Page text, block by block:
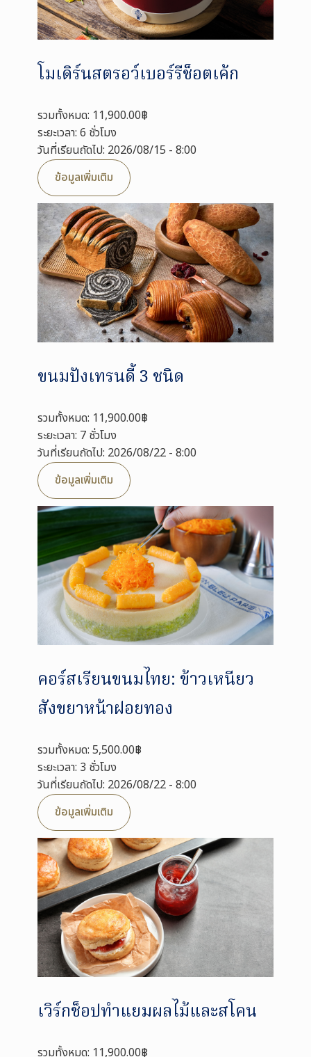
โมเดิร์นสตรอว์เบอร์รีช็อตเค้ก
รวมทั้งหมด: 11,900.00฿
ระยะเวลา: 6 ชั่วโมง
วันที่เรียนถัดไป: 2026/08/15 - 8:00
ข้อมูลเพิ่มเติม
ขนมปังเทรนดี้ 3 ชนิด
รวมทั้งหมด: 11,900.00฿
ระยะเวลา: 7 ชั่วโมง
วันที่เรียนถัดไป: 2026/08/22 - 8:00
ข้อมูลเพิ่มเติม
คอร์สเรียนขนมไทย: ข้าวเหนียว
สังขยาหน้าฝอยทอง
รวมทั้งหมด: 5,500.00฿
ระยะเวลา: 3 ชั่วโมง
วันที่เรียนถัดไป: 2026/08/22 - 8:00
ข้อมูลเพิ่มเติม
เวิร์กช็อปทำแยมผลไม้และสโคน
รวมทั้งหมด: 11,900.00฿